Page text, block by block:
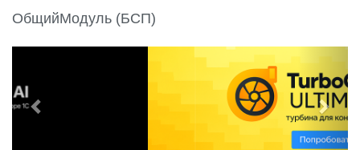
ОбщийМодуль (БСП)
e
e
x
t